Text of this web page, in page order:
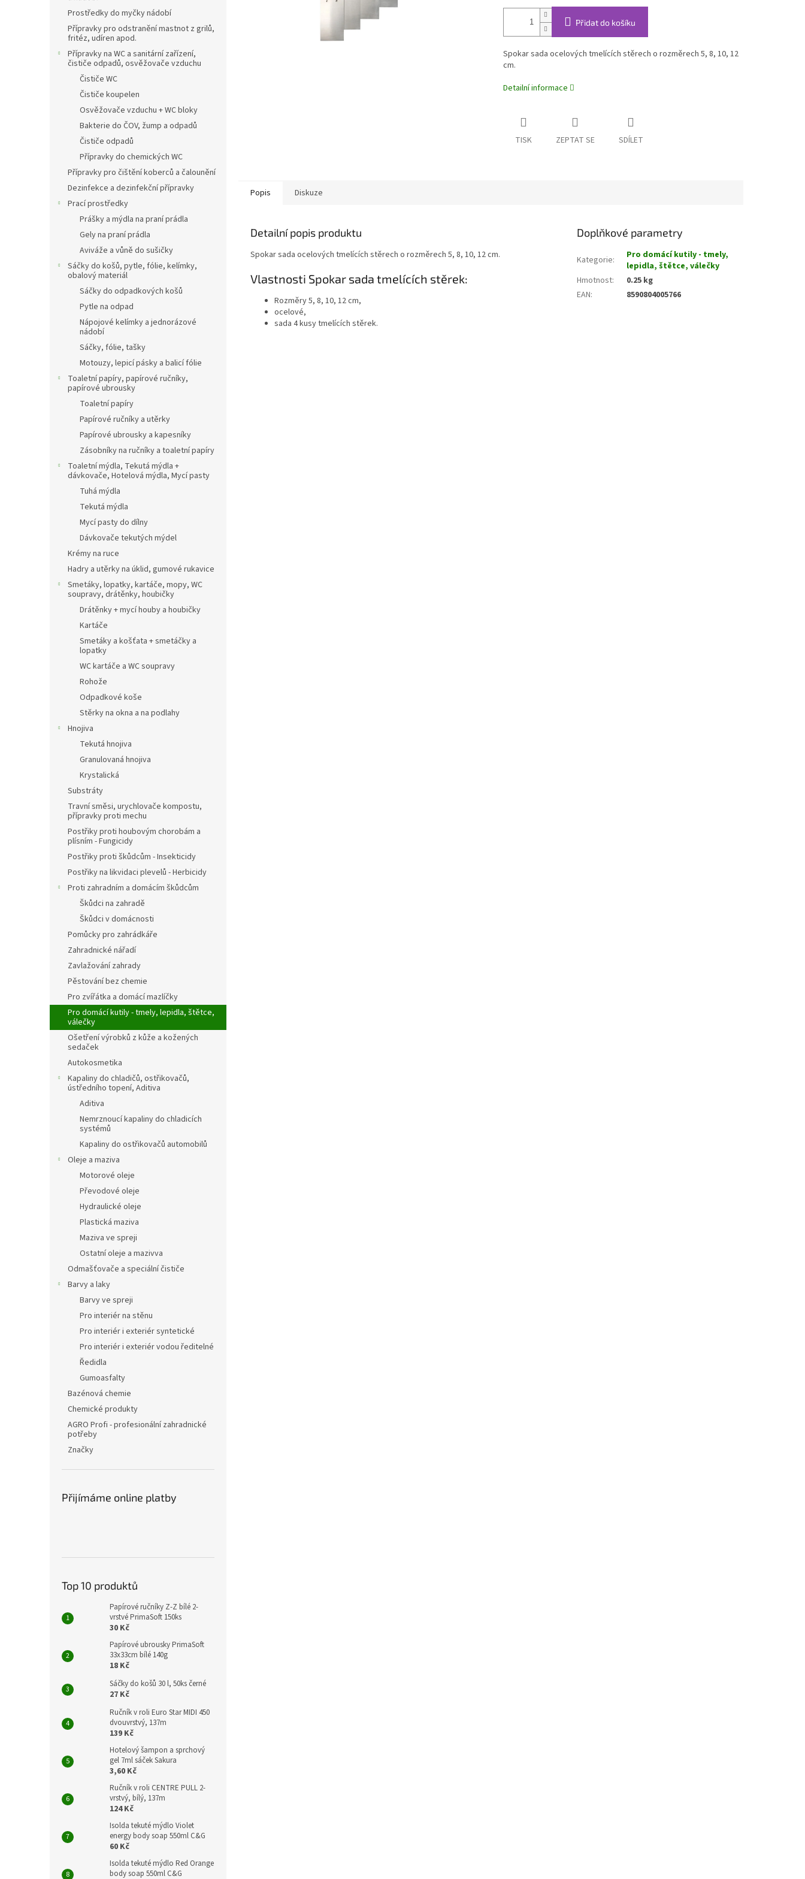
Prostředky do myčky nádobí
Přípravky pro odstranění mastnot z grilů,
fritéz, udíren apod.
Přípravky na WC a sanitární zařízení,
čističe odpadů, osvěžovače vzduchu
Čističe WC
Čističe koupelen
Osvěžovače vzduchu + WC bloky
Bakterie do ČOV, žump a odpadů
Čističe odpadů
Přípravky do chemických WC
Přípravky pro čištění koberců a čalounění
Dezinfekce a dezinfekční přípravky
Prací prostředky
Prášky a mýdla na praní prádla
Gely na praní prádla
Aviváže a vůně do sušičky
Sáčky do košů, pytle, fólie, kelímky,
obalový materiál
Sáčky do odpadkových košů
Pytle na odpad
Nápojové kelímky a jednorázové
nádobí
Sáčky, fólie, tašky
Motouzy, lepicí pásky a balicí fólie
Toaletní papíry, papírové ručníky,
papírové ubrousky
Toaletní papíry
Papírové ručníky a utěrky
Papírové ubrousky a kapesníky
Zásobníky na ručníky a toaletní papíry
Toaletní mýdla, Tekutá mýdla +
dávkovače, Hotelová mýdla, Mycí pasty
Tuhá mýdla
Tekutá mýdla
Mycí pasty do dílny
Dávkovače tekutých mýdel
Krémy na ruce
Hadry a utěrky na úklid, gumové rukavice
Smetáky, lopatky, kartáče, mopy, WC
soupravy, drátěnky, houbičky
Drátěnky + mycí houby a houbičky
Kartáče
Smetáky a košťata + smetáčky a
lopatky
WC kartáče a WC soupravy
Rohože
Odpadkové koše
Stěrky na okna a na podlahy
Hnojiva
Tekutá hnojiva
Granulovaná hnojiva
Krystalická
Substráty
Travní směsi, urychlovače kompostu,
přípravky proti mechu
Postřiky proti houbovým chorobám a
plísním - Fungicidy
Postřiky proti škůdcům - Insekticidy
Postřiky na likvidaci plevelů - Herbicidy
Proti zahradním a domácím škůdcům
Škůdci na zahradě
Škůdci v domácnosti
Pomůcky pro zahrádkáře
Zahradnické nářadí
Zavlažování zahrady
Pěstování bez chemie
Pro zvířátka a domácí mazlíčky
Pro domácí kutily - tmely, lepidla, štětce,
válečky
Ošetření výrobků z kůže a kožených
sedaček
Autokosmetika
Kapaliny do chladičů, ostřikovačů,
ústředního topení, Aditiva
Aditiva
Nemrznoucí kapaliny do chladicích
systémů
Kapaliny do ostřikovačů automobilů
Oleje a maziva
Motorové oleje
Převodové oleje
Hydraulické oleje
Plastická maziva
Maziva ve spreji
Ostatní oleje a mazivva
Odmašťovače a speciální čističe
Barvy a laky
Barvy ve spreji
Pro interiér na stěnu
Pro interiér i exteriér syntetické
Pro interiér i exteriér vodou ředitelné
Ředidla
Gumoasfalty
Bazénová chemie
Chemické produkty
AGRO Profi - profesionální zahradnické
potřeby
Značky
Přijímáme online platby
Top 10 produktů
Papírové ručníky Z-Z bílé 2-
vrstvé PrimaSoft 150ks
30 Kč
Papírové ubrousky PrimaSoft
33x33cm bílé 140g
18 Kč
Sáčky do košů 30 l, 50ks černé
27 Kč
Ručník v roli Euro Star MIDI 450
dvouvrstvý, 137m
139 Kč
Hotelový šampon a sprchový
gel 7ml sáček Sakura
3,60 Kč
Ručník v roli CENTRE PULL 2-
vrstvý, bílý, 137m
124 Kč
Isolda tekuté mýdlo Violet
energy body soap 550ml C&G
60 Kč
Isolda tekuté mýdlo Red Orange
body soap 550ml C&G
Přidat do košíku
Spokar sada ocelových tmelících stěrech o rozměrech 5, 8, 10, 12
cm.
Detailní informace
TISK ZEPTAT SE SDÍLET
Popis Diskuze
Detailní popis produktu
Spokar sada ocelových tmelících stěrech o rozměrech 5, 8, 10, 12 cm.
Vlastnosti Spokar sada tmelících stěrek:
Rozměry 5, 8, 10, 12 cm,
ocelové,
sada 4 kusy tmelících stěrek.
Doplňkové parametry
Kategorie:
Pro domácí kutily - tmely,
lepidla, štětce, válečky
Hmotnost:
0.25 kg
EAN: 8590804005766